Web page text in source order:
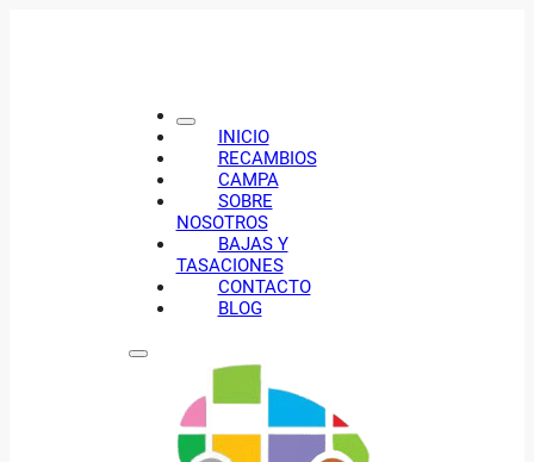
INICIO
RECAMBIOS
CAMPA
SOBRE
NOSOTROS
BAJAS Y
TASACIONES
CONTACTO
BLOG